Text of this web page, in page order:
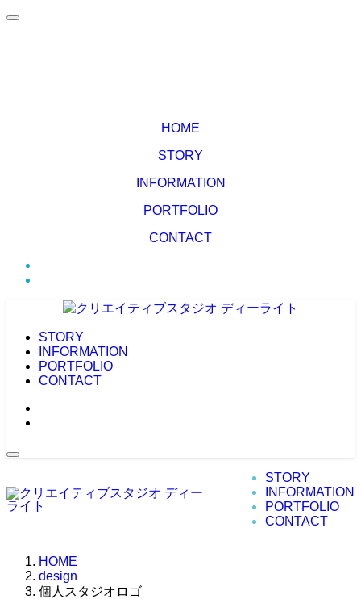
HOME
STORY
INFORMATION
PORTFOLIO
CONTACT
STORY
INFORMATION
PORTFOLIO
CONTACT
STORY
INFORMATION
PORTFOLIO
CONTACT
HOME
design
個人スタジオロゴ